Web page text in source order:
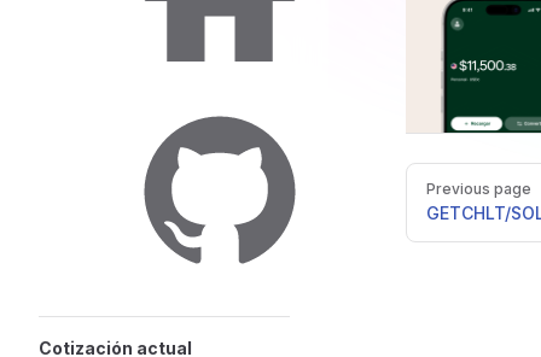
GitHub
Cotización actual
Pager
Previous page
GETCHLT/